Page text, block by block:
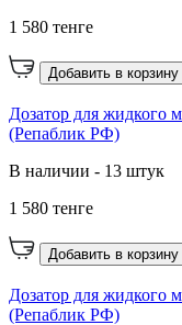
1 580 тенге
Добавить в корзину
Дозатор для жидкого
(Репаблик РФ)
В наличии - 13 штук
1 580 тенге
Добавить в корзину
Дозатор для жидкого
(Репаблик РФ)